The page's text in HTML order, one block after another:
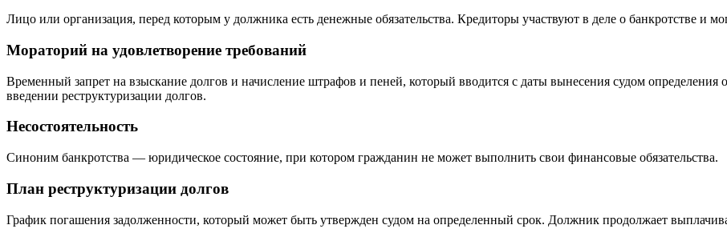
Лицо или организация, перед которым у должника есть денежные обязательства. Кредиторы участвуют в деле о банкротстве и
Мораторий на удовлетворение требований
Временный запрет на взыскание долгов и начисление штрафов и пеней, который вводится с даты вынесения судом определения
введении реструктуризации долгов.
Несостоятельность
Синоним банкротства — юридическое состояние, при котором гражданин не может выполнить свои финансовые обязательства.
План реструктуризации долгов
График погашения задолженности, который может быть утвержден судом на определенный срок. Должник продолжает